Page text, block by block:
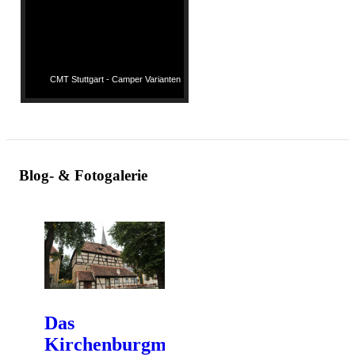
CMT Stuttgart - Camper Varianten
Blog- & Fotogalerie
Das
Kirchenburgmuseum